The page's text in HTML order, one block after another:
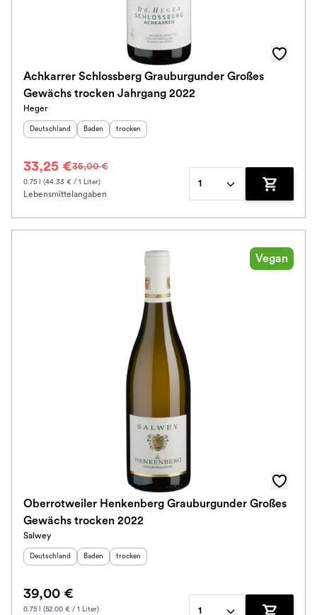
Achkarrer Schlossberg Grauburgunder Großes
Gewächs trocken Jahrgang 2022
Heger
Herkunftsland
Deutschland Herkunftsregion:
Baden Geschmack
trocken
33,25 €35,00 €
0.75 l (44.33 € / 1 Liter)
Lebensmittelangaben
1
Zum
Vegan
Oberrotweiler Henkenberg Grauburgunder Großes
Gewächs trocken 2022
Salwey
Herkunftsland
Deutschland Herkunftsregion:
Baden Geschmack
trocken
39,00 €
0.75 l (52.00 € / 1 Liter)
1